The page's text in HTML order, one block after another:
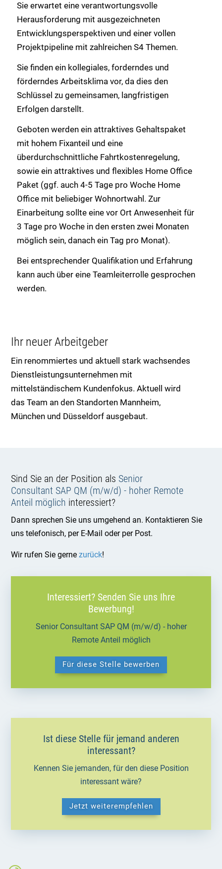
Sie erwartet eine verantwortungsvolle
Herausforderung mit ausgezeichneten
Entwicklungsperspektiven und einer vollen
Projektpipeline mit zahlreichen S4 Themen.
Sie finden ein kollegiales, forderndes und
förderndes Arbeitsklima vor, da dies den
Schlüssel zu gemeinsamen, langfristigen
Erfolgen darstellt.
Geboten werden ein attraktives Gehaltspaket
mit hohem Fixanteil und eine
überdurchschnittliche Fahrtkostenregelung,
sowie ein attraktives und flexibles Home Office
Paket (ggf. auch 4-5 Tage pro Woche Home
Office mit beliebiger Wohnortwahl. Zur
Einarbeitung sollte eine vor Ort Anwesenheit für
3 Tage pro Woche in den ersten zwei Monaten
möglich sein, danach ein Tag pro Monat).
Bei entsprechender Qualifikation und Erfahrung
kann auch über eine Teamleiterrolle gesprochen
werden.
Ihr neuer Arbeitgeber
Ein renommiertes und aktuell stark wachsendes
Dienstleistungsunternehmen mit
mittelständischem Kundenfokus. Aktuell wird
das Team an den Standorten Mannheim,
München und Düsseldorf ausgebaut.
Sind Sie an der Position als Senior
Consultant SAP QM (m/w/d) - hoher Remote
Anteil möglich interessiert?
Dann sprechen Sie uns umgehend an. Kontaktieren Sie
uns telefonisch, per E-Mail oder per Post.
Wir rufen Sie gernezurück!
Interessiert? Senden Sie uns Ihre
Bewerbung!
Senior Consultant SAP QM (m/w/d) - hoher
Remote Anteil möglich
Für diese Stelle bewerben
Ist diese Stelle für jemand anderen
interessant?
Kennen Sie jemanden, für den diese Position
interessant wäre?
Jetzt weiterempfehlen